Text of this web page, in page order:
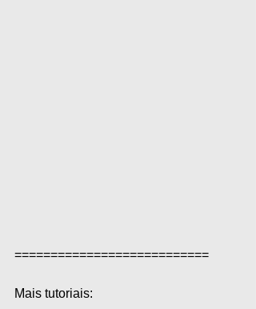
===========================
Mais tutoriais: